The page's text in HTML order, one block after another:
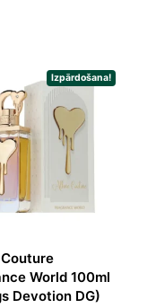
Izpārdošana!
World 100ml
Devotion DG)